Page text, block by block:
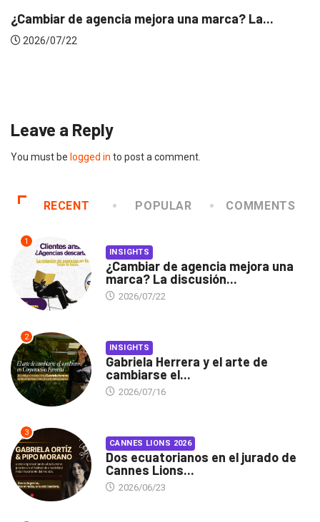
La... INSIGHTS
Leave a Reply
You must be logged in to post a comment.
RECENT POPULAR COMMENTS
1
INSIGHTS
¿Cambiar de agencia mejora una
marca? La discusión...
2026/07/22
2
INSIGHTS
Gabriela Herrera y el arte de
cambiarse el...
2026/07/16
3
CANNES LIONS 2026
Dos ecuatorianos en el jurado de
Cannes Lions...
2026/06/23